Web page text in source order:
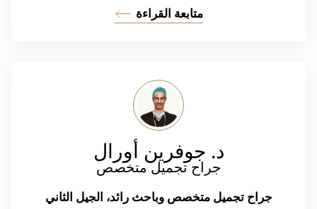
متابعة القراءة
د. جوفرين أورال
جراح تجميل متخصص
جراح تجميل متخصص وباحث رائد، الجيل الثاني